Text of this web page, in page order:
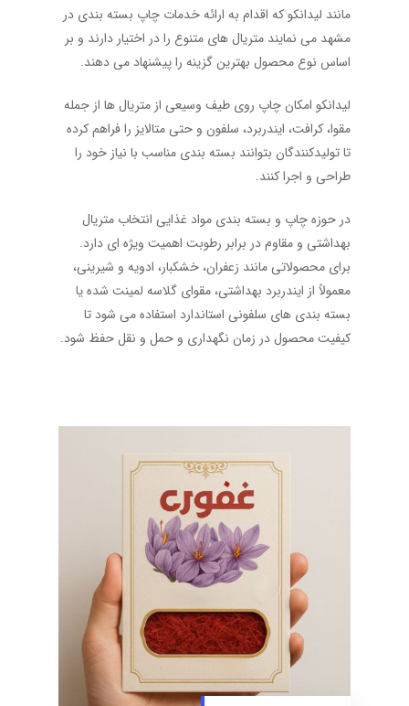
مانند لیدانکو که اقدام به ارائه خدمات چاپ بسته بندی در
مشهد می نمایند متریال های متنوع را در اختیار دارند و بر
اساس نوع محصول بهترین گزینه را پیشنهاد می دهند.
لیدانکو امکان چاپ روی طیف وسیعی از متریال ها از جمله
مقوا، کرافت، ایندربرد، سلفون و حتی متالایز را فراهم کرده
تا تولیدکنندگان بتوانند بسته بندی مناسب با نیاز خود را
طراحی و اجرا کنند.
در حوزهچاپ و بسته بندی مواد غذایی انتخاب متریال
بهداشتی و مقاوم در برابر رطوبت اهمیت ویژه ای دارد.
برای محصولاتی مانند زعفران، خشکبار، ادویه و شیرینی،
معمولاً از ایندربرد بهداشتی، مقوای گلاسه لمینت شده یا
بسته بندی های سلفونی استاندارد استفاده می شود تا
کیفیت محصول در زمان نگهداری و حمل و نقل حفظ شود.